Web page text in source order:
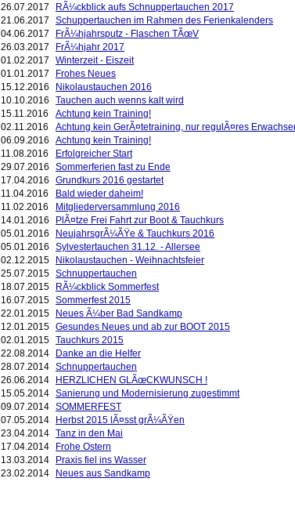
26.07.2017
RÃ¼ckblick aufs Schnuppertauchen 2017
21.06.2017
Schuppertauchen im Rahmen des Ferienkalenders
04.06.2017
FrÃ¼hjahrsputz - Flaschen TÃœV
26.03.2017
FrÃ¼hjahr 2017
01.02.2017
Winterzeit - Eiszeit
01.01.2017
Frohes Neues
15.12.2016
Nikolaustauchen 2016
10.10.2016
Tauchen auch wenns kalt wird
15.11.2016
Achtung kein Training!
02.11.2016
Achtung kein GerÃ¤tetraining, nur regulÃ¤res
06.09.2016
Achtung kein Training!
11.08.2016
Erfolgreicher Start
29.07.2016
Sommerferien fast zu Ende
17.04.2016
Grundkurs 2016 gestartet
11.04.2016
Bald wieder daheim!
11.02.2016
Mitgliederversammlung 2016
14.01.2016
PlÃ¤tze Frei Fahrt zur Boot & Tauchkurs
05.01.2016
NeujahrsgrÃ¼ÃŸe & Tauchkurs 2016
05.01.2016
Sylvestertauchen 31.12. - Allersee
02.12.2015
Nikolaustauchen - Weihnachtsfeier
25.07.2015 Schnuppertauchen
18.07.2015
RÃ¼ckblick Sommerfest
16.07.2015 Sommerfest 2015
22.01.2015
Neues Ã¼ber Bad Sandkamp
12.01.2015 Gesundes Neues und ab zur BOOT 2015
02.01.2015 Tauchkurs 2015
22.08.2014
Danke an die Helfer
28.07.2014 Schnuppertauchen
26.06.2014
HERZLICHEN GLÃœCKWUNSCH !
15.05.2014 Sanierung und Modernisierung zugestimmt
09.07.2014 SOMMERFEST
07.05.2014
Herbst 2015 lÃ¤sst grÃ¼ÃŸen
23.04.2014 Tanz in den Mai
17.04.2014
Frohe Ostern
13.03.2014
Praxis fiel ins Wasser
23.02.2014
Neues aus Sandkamp